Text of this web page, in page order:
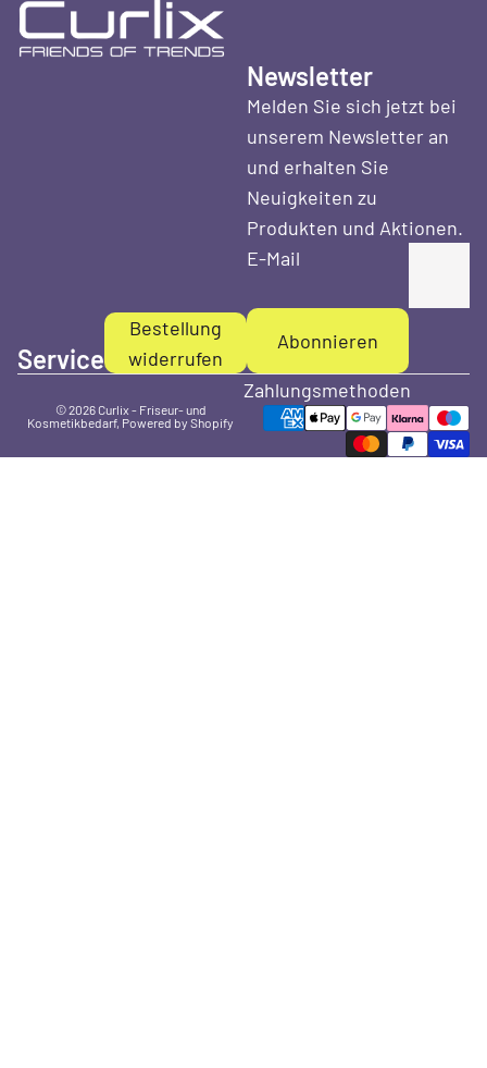
Service
Bestellung
widerrufen
Newsletter
Melden Sie sich jetzt bei
unserem Newsletter an
und erhalten Sie
Neuigkeiten zu
Produkten und Aktionen.
E-Mail
Abonnieren
© 2026Curlix - Friseur- und
Kosmetikbedarf, Powered by Shopify
Zahlungsmethoden